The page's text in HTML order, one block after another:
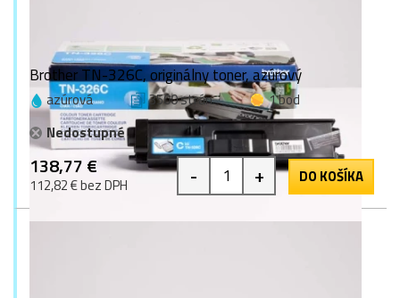
Brother TN-326C, originálny toner, azúrový
azúrová 3500 strán
1 bod
Nedostupné
138,77 €
112,82 € bez DPH - + DO KOŠÍKA